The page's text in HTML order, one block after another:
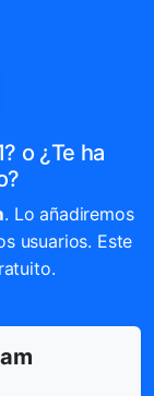
o ¿Te ha
. Lo añadiremos
usuarios. Este